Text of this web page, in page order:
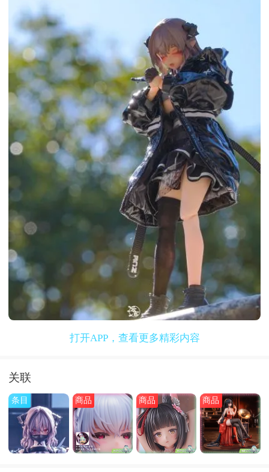
打开APP，查看更多精彩内容
关联
条目 商品 商品 商品